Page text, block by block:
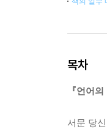
목차
『언어의
서문 당